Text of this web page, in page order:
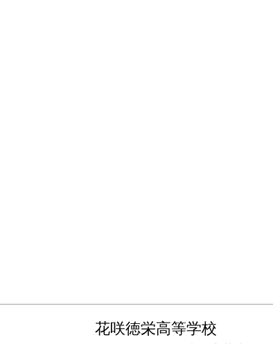
花咲徳栄高等学校